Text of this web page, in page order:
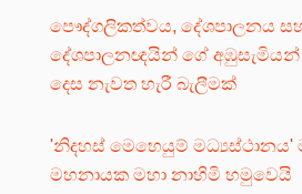
පෞද්ගලිකත්වය, දේශපාලනය
දේශපාලනඥයින් ගේ
දෙස නැවත හැරී බැලීමක්
'නිදහස් මෙහෙයුම් මධ්‍යස්ථානය'
මහනායක මහා නාහිමි හමුවෙයි